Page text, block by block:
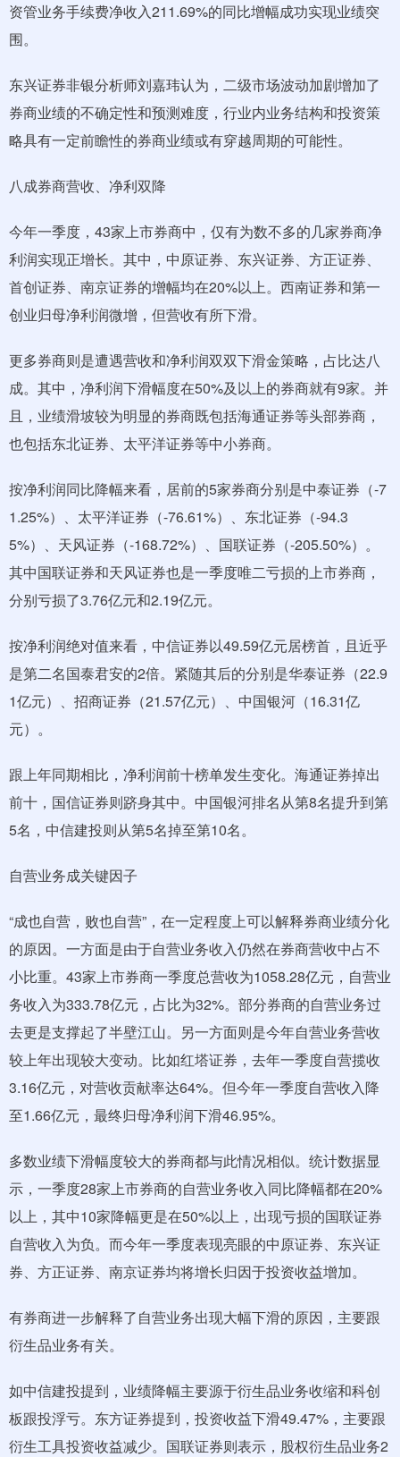
资管业务手续费净收入211.69%的同比增幅成功实现业绩突
围。
东兴证券非银分析师刘嘉玮认为，二级市场波动加剧增加了
券商业绩的不确定性和预测难度，行业内业务结构和投资策
略具有一定前瞻性的券商业绩或有穿越周期的可能性。
八成券商营收、净利双降
今年一季度，43家上市券商中，仅有为数不多的几家券商净
利润实现正增长。其中，中原证券、东兴证券、方正证券、
首创证券、南京证券的增幅均在20%以上。西南证券和第一
创业归母净利润微增，但营收有所下滑。
更多券商则是遭遇营收和净利润双双下滑金策略，占比达八
成。其中，净利润下滑幅度在50%及以上的券商就有9家。并
且，业绩滑坡较为明显的券商既包括海通证券等头部券商，
也包括东北证券、太平洋证券等中小券商。
按净利润同比降幅来看，居前的5家券商分别是中泰证券（-7
1.25%）、太平洋证券（-76.61%）、东北证券（-94.3
5%）、天风证券（-168.72%）、国联证券（-205.50%）。
其中国联证券和天风证券也是一季度唯二亏损的上市券商，
分别亏损了3.76亿元和2.19亿元。
按净利润绝对值来看，中信证券以49.59亿元居榜首，且近乎
是第二名国泰君安的2倍。紧随其后的分别是华泰证券（22.9
1亿元）、招商证券（21.57亿元）、中国银河（16.31亿
元）。
跟上年同期相比，净利润前十榜单发生变化。海通证券掉出
前十，国信证券则跻身其中。中国银河排名从第8名提升到第
5名，中信建投则从第5名掉至第10名。
自营业务成关键因子
“成也自营，败也自营”，在一定程度上可以解释券商业绩分化
的原因。一方面是由于自营业务收入仍然在券商营收中占不
小比重。43家上市券商一季度总营收为1058.28亿元，自营业
务收入为333.78亿元，占比为32%。部分券商的自营业务过
去更是支撑起了半壁江山。另一方面则是今年自营业务营收
较上年出现较大变动。比如红塔证券，去年一季度自营揽收
3.16亿元，对营收贡献率达64%。但今年一季度自营收入降
至1.66亿元，最终归母净利润下滑46.95%。
多数业绩下滑幅度较大的券商都与此情况相似。统计数据显
示，一季度28家上市券商的自营业务收入同比降幅都在20%
以上，其中10家降幅更是在50%以上，出现亏损的国联证券
自营收入为负。而今年一季度表现亮眼的中原证券、东兴证
券、方正证券、南京证券均将增长归因于投资收益增加。
有券商进一步解释了自营业务出现大幅下滑的原因，主要跟
衍生品业务有关。
如中信建投提到，业绩降幅主要源于衍生品业务收缩和科创
板跟投浮亏。东方证券提到，投资收益下滑49.47%，主要跟
衍生工具投资收益减少。国联证券则表示，股权衍生品业务2